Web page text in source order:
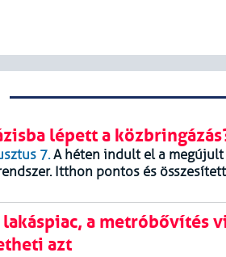
lépett a
7.A héten indult el a
Itthon pontos és
lakáspiac, a metróbővítés
azt